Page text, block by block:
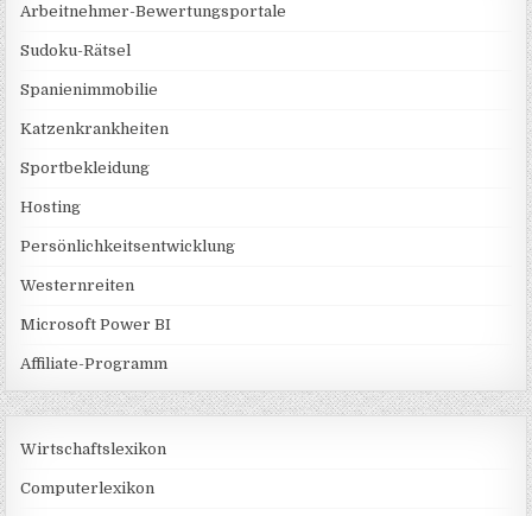
Arbeitnehmer-Bewertungsportale
Sudoku-Rätsel
Spanienimmobilie
Katzenkrankheiten
Sportbekleidung
Hosting
Persönlichkeitsentwicklung
Westernreiten
Microsoft Power BI
Affiliate-Programm
Wirtschaftslexikon
Computerlexikon